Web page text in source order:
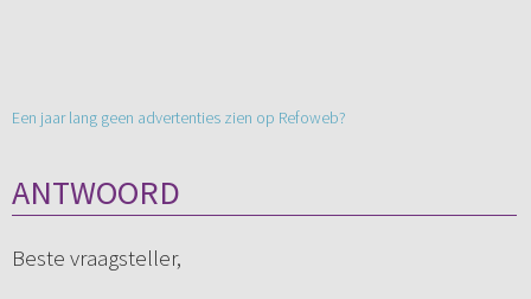
Een jaar lang geen advertenties zien op Refoweb?
ANTWOORD
Beste vraagsteller,